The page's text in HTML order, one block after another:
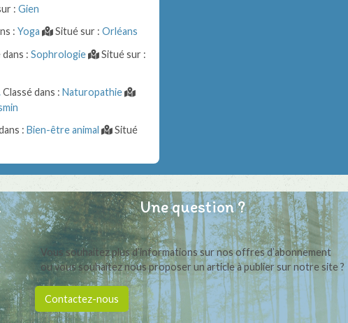
: Gien
: Yoga Situé sur : Orléans
dans : Sophrologie
Situé sur :
Classé dans : Naturopathie
: Bien-être animal
Situé
Une question ?
Vous souhaitez plus d’informations sur nos offres d’abonnement
ou vous souhaitez nous proposer un article à publier sur notre site ?
Contactez-nous